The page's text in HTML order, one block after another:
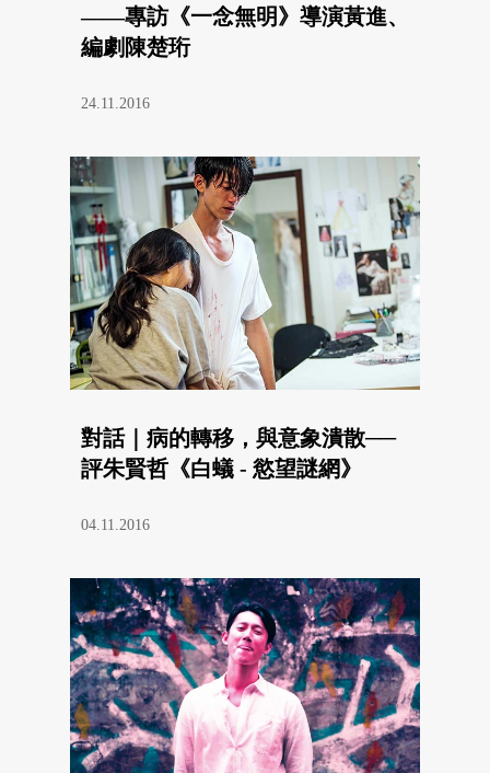
——專訪《一念無明》導演黃進、
編劇陳楚珩
24.11.2016
對話｜病的轉移，與意象潰散──
評朱賢哲《白蟻 - 慾望謎網》
04.11.2016